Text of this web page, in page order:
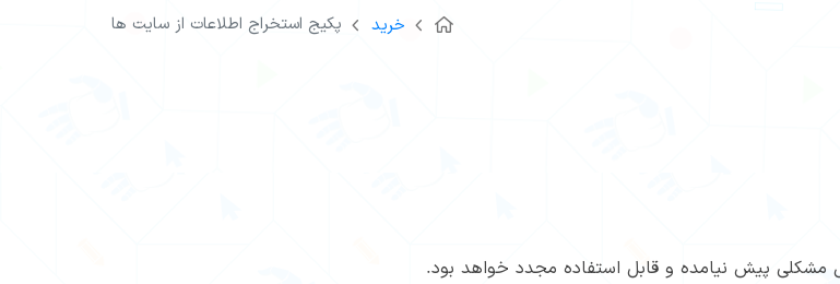
خرید پکیج استخراج اطلاعات از سایت ها
مشکلی پیش نیامده و قابل استفاده مجدد خواهد بود.